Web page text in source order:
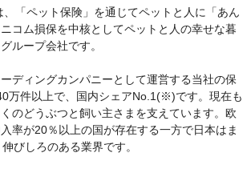
「ペット保険」を通じてペットと人に「あん
コム損保を中核としてペットと人の幸せな暮
ループ会社です。
ーディングカンパニーとして運営する当社の保
万件以上で、国内シェアNo.1(※)です。現在も
のどうぶつと飼い主さまを支えています。欧
率が20％以上の国が存在する一方で日本はま
びしろのある業界です。